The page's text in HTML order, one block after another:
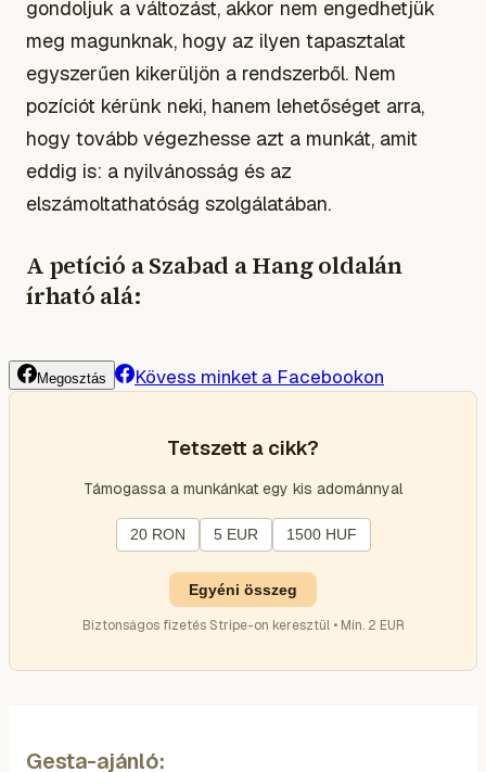
gondoljuk a változást, akkor nem engedhetjük
meg magunknak, hogy az ilyen tapasztalat
egyszerűen kikerüljön a rendszerből. Nem
pozíciót kérünk neki, hanem lehetőséget arra,
hogy tovább végezhesse azt a munkát, amit
eddig is: a nyilvánosság és az
elszámoltathatóság szolgálatában.
A petíció a Szabad a Hang oldalán
írható alá:
Megosztás Kövess minket a Facebookon
Tetszett a cikk?
Támogassa a munkánkat egy kis adománnyal
20 RON 5 EUR 1500 HUF
Egyéni összeg
Biztonságos fizetés Stripe-on keresztül • Min. 2 EUR
Gesta-ajánló: